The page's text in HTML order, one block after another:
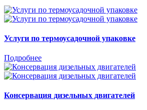
Услуги по термоусадочной упаковке
Подробнее
Консервация дизельных двигателей